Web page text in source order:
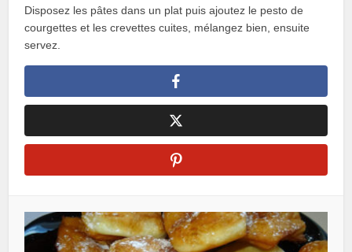
Disposez les pâtes dans un plat puis ajoutez le pesto de
courgettes et les crevettes cuites, mélangez bien, ensuite
servez.